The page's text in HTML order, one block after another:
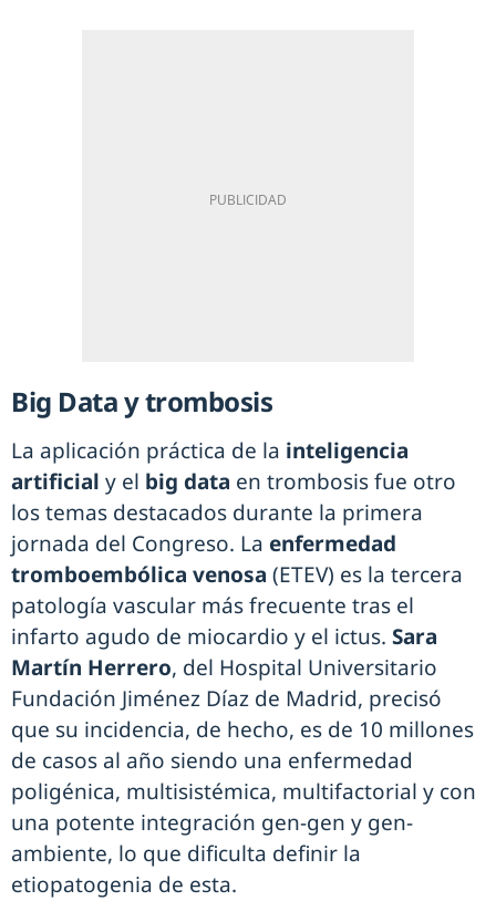
Big Data y trombosis
La aplicación práctica de la inteligencia
artificial y el big data en trombosis fue otro
los temas destacados durante la primera
jornada del Congreso. La enfermedad
tromboembólica venosa (ETEV) es la tercera
patología vascular más frecuente tras el
infarto agudo de miocardio y el ictus. Sara
Martín Herrero, del Hospital Universitario
Fundación Jiménez Díaz de Madrid, precisó
que su incidencia, de hecho, es de 10 millones
de casos al año siendo una enfermedad
poligénica, multisistémica, multifactorial y con
una potente integración gen-gen y gen-
ambiente, lo que dificulta definir la
etiopatogenia de esta.